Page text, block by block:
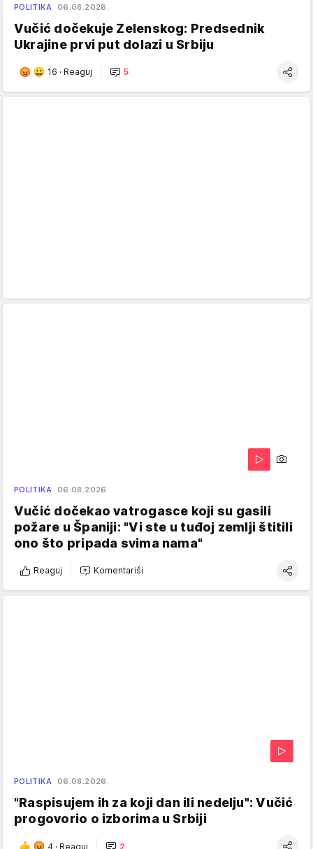
POLITIKA 06.08.2026.
Vučić dočekuje Zelenskog: Predsednik
Ukrajine prvi put dolazi u Srbiju
16 · Reaguj 5
POLITIKA 06.08.2026.
Vučić dočekao vatrogasce koji su gasili
požare u Španiji: "Vi ste u tuđoj zemlji štitili
ono što pripada svima nama"
Reaguj Komentariši
POLITIKA 06.08.2026.
"Raspisujem ih za koji dan ili nedelju": Vučić
progovorio o izborima u Srbiji
4 · Reaguj 2